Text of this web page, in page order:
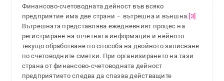
Финансово-счетоводната дейност във всяко
предприятие има две страни – вътрешна и външна. [3]
Вътрешната представлява ежедневният процес на
регистриране на отчетната информация и нейното
текущо обработване по способа на двойното записване
по счетоводните сметки. При организирането на тази
страна от финансово-счетоводната дейност
предприятието следва да спазва действащите